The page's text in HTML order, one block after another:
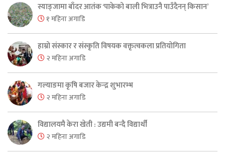
स्याङ्जामा बाँदर आतंक ‘पाकेको बाली भित्राउनै पाउँदैनन् किसान’
१ महिना अगाडि
हाम्रो संस्कार र संस्कृति विषयक वक्तृत्वकला प्रतियोगिता
२ महिना अगाडि
गल्याङमा कृषि बजार केन्द्र शुभारम्भ
२ महिना अगाडि
विद्यालयमै केरा खेती : उद्यमी बन्दै विद्यार्थी
२ महिना अगाडि